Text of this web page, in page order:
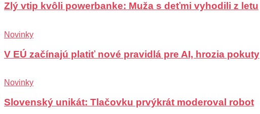
Zlý vtip kvôli powerbanke: Muža s deťmi vyhodili z letu
Novinky
V EÚ začínajú platiť nové pravidlá pre AI, hrozia pokuty
Novinky
Slovenský unikát: Tlačovku prvýkrát moderoval robot